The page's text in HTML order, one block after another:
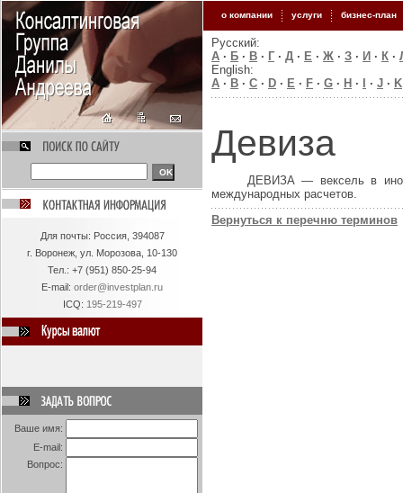
Для почты: Россия, 394087
г. Воронеж, ул. Морозова, 10-130
Тел.: +7 (951) 850-25-94
E-mail: order@investplan.ru
ICQ: 195-219-497
Ваше имя:
E-mail:
Вопрос:
о компании услуги бизнес-план
Русский:
А · Б · В · Г · Д · Е · Ж · З · И · К ·
English:
A · B · C · D · E · F · G · H · · J · K
Девиза
ДЕВИЗА — вексель в
международных расчетов.
Вернуться к перечню терминов